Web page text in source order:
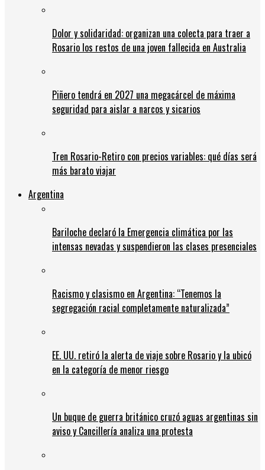
Dolor y solidaridad: organizan una colecta para traer a
Rosario los restos de una joven fallecida en Australia
Piñero tendrá en 2027 una megacárcel de máxima
seguridad para aislar a narcos y sicarios
Tren Rosario-Retiro con precios variables: qué días será
más barato viajar
Argentina
Bariloche declaró la Emergencia climática por las
intensas nevadas y suspendieron las clases presenciales
Racismo y clasismo en Argentina: “Tenemos la
segregación racial completamente naturalizada”
EE. UU. retiró la alerta de viaje sobre Rosario y la ubicó
en la categoría de menor riesgo
Un buque de guerra británico cruzó aguas argentinas sin
aviso y Cancillería analiza una protesta